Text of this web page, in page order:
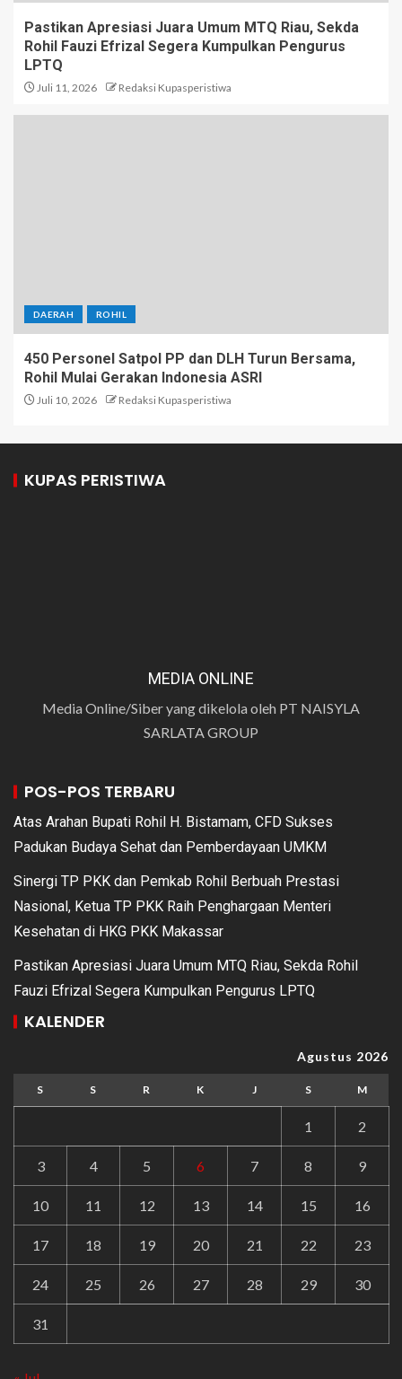
Pastikan Apresiasi Juara Umum MTQ Riau, Sekda
Rohil Fauzi Efrizal Segera Kumpulkan Pengurus
LPTQ
Juli 11, 2026 Redaksi Kupasperistiwa
DAERAH ROHIL
450 Personel Satpol PP dan DLH Turun Bersama,
Rohil Mulai Gerakan Indonesia ASRI
Juli 10, 2026 Redaksi Kupasperistiwa
KUPAS PERISTIWA
MEDIA ONLINE
Media Online/Siber yang dikelola oleh PT NAISYLA
SARLATA GROUP
POS-POS TERBARU
Atas Arahan Bupati Rohil H. Bistamam, CFD Sukses
Padukan Budaya Sehat dan Pemberdayaan UMKM
Sinergi TP PKK dan Pemkab Rohil Berbuah Prestasi
Nasional, Ketua TP PKK Raih Penghargaan Menteri
Kesehatan di HKG PKK Makassar
Pastikan Apresiasi Juara Umum MTQ Riau, Sekda Rohil
Fauzi Efrizal Segera Kumpulkan Pengurus LPTQ
KALENDER
Agustus 2026
S S R K J S M
1 2
3 4 5 6 7 8 9
10 11 12 13 14 15 16
17 18 19 20 21 22 23
24 25 26 27 28 29 30
31